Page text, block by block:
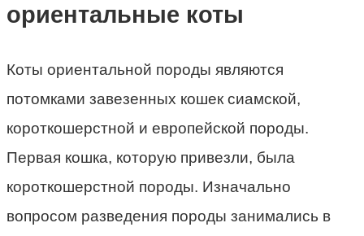
ориентальные коты
Коты ориентальной породы являются
потомками завезенных кошек сиамской,
короткошерстной и европейской породы.
Первая кошка, которую привезли, была
короткошерстной породы. Изначально
вопросом разведения породы занимались в